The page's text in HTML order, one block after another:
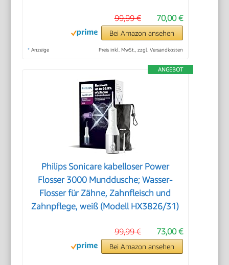
70,00 €
99,99 €
Bei Amazon ansehen
* Anzeige Preis inkl. MwSt., zzgl. Versandkosten
ANGEBOT
Philips Sonicare kabelloser Power
Flosser 3000 Munddusche; Wasser-
Flosser für Zähne, Zahnfleisch und
Zahnpflege, weiß (Modell HX3826/31)
73,00 €
99,99 €
Bei Amazon ansehen